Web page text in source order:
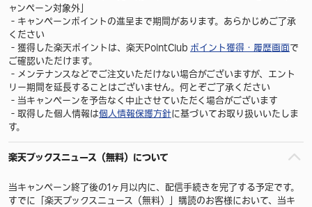
ャンペーン対象外」
‐キャンペーンポイントの進呈まで期間があります。あらかじめご了承
ください
‐獲得した楽天ポイントは、楽天PointClub ポイント獲得・履歴画面で
ご確認いただけます。
‐メンテナンスなどでご注文いただけない場合がございますが、エント
リー期間を延長することはございません。何とぞご了承ください
‐当キャンペーンを予告なく中止させていただく場合がございます
‐取得した個人情報は個人情報保護方針に基づいてお取り扱いいたしま
す。
楽天ブックスニュース（無料）について
当キャンペーン終了後の1ヶ月以内に、配信手続きを完了する予定です。
すでに「楽天ブックスニュース（無料）」購読のお客様において、当キ